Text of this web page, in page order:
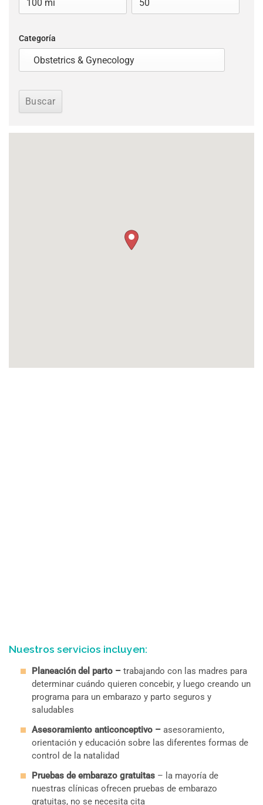
Categoría
Nuestros servicios incluyen:
Planeación del parto – trabajando con las madres para
determinar cuándo quieren concebir, y luego creando un
programa para un embarazo y parto seguros y
saludables
Asesoramiento anticonceptivo – asesoramiento,
orientación y educación sobre las diferentes formas de
control de la natalidad
Pruebas de embarazo gratuitas – la mayoría de
nuestras clínicas ofrecen pruebas de embarazo
gratuitas, no se necesita cita